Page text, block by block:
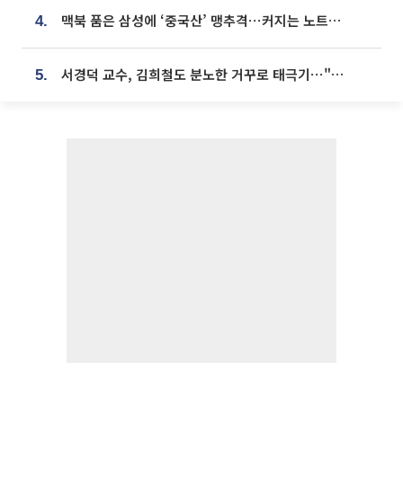
4. 맥북 품은 삼성에 ‘중국산’ 맹추격⋯커지는 노트북 OLED 시장
5. 서경덕 교수, 김희철도 분노한 거꾸로 태극기⋯"엉터리는 아냐, 아쉬울 뿐"